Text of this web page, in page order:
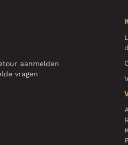
aanmelden
vragen